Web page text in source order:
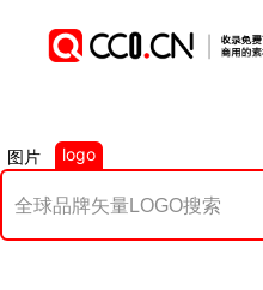
图片 logo